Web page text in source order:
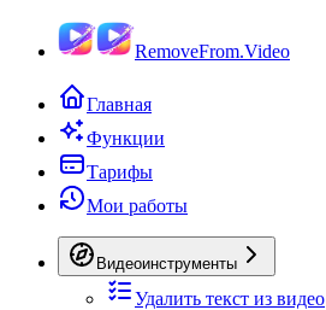
RemoveFrom.Video
Главная
Функции
Тарифы
Мои работы
Видеоинструменты
Удалить текст из видео